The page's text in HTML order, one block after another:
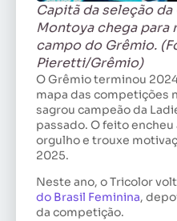
Capitã da seleção
Montoya chega para
campo do Grêmio.
Pieretti/Grêmio)
O Grêmio terminou
mapa das competições
sagrou campeão da
passado. O feito encheu
orgulho e trouxe
2025.
Neste ano, o Tricolor
do Brasil Feminina,
da competição.